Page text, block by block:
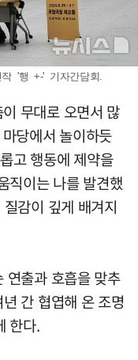
'행 +-' 기자간담회.
무대로 오면서 많
당에서 놀이하듯
고 행동에 제약을
직이는 나를 발견했
감이 깊게 배겨지
출과 호흡을 맞추
간 협엽해 온 조명
한다.